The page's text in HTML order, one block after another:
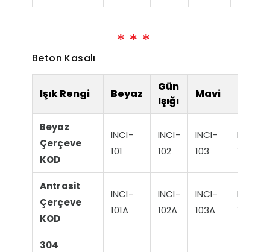
Beton Kasalı
Işık Rengi Beyaz
Gün
Işığı
Mavi
Beyaz
Çerçeve
KOD
INCI-
101
INCI-
102
INCI-
103
INCI-
104
Antrasit
Çerçeve
KOD
INCI-
101A
INCI-
102A
INCI-
103A
INCI-
104A
304